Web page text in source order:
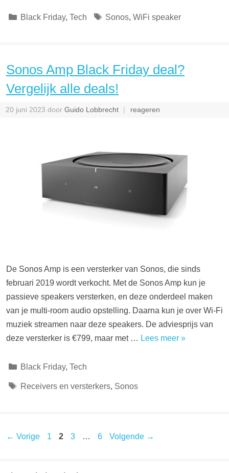
Categorieën
Black Friday, Tech Tags
Sonos,WiFi speaker
Sonos Amp Black Friday deal?
Vergelijk alle deals!
20 juni 2023 door Guido Lobbrecht reageren
De Sonos Amp is een versterker van Sonos, die sinds
februari 2019 wordt verkocht. Met de Sonos Amp kun je
passieve speakers versterken, en deze onderdeel maken
van je multi-room audio opstelling. Daarna kun je over Wi-Fi
muziek streamen naar deze speakers. De adviesprijs van
deze versterker is €799, maar met … Lees meer »
Categorieën
Black Friday, Tech
Tags
Receivers en versterkers, Sonos
← Vorige Pagina
1 Pagina
2 Pagina
3 … Pagina
6 Volgende →